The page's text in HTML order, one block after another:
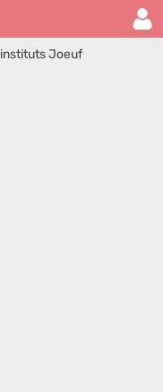
instituts Joeuf